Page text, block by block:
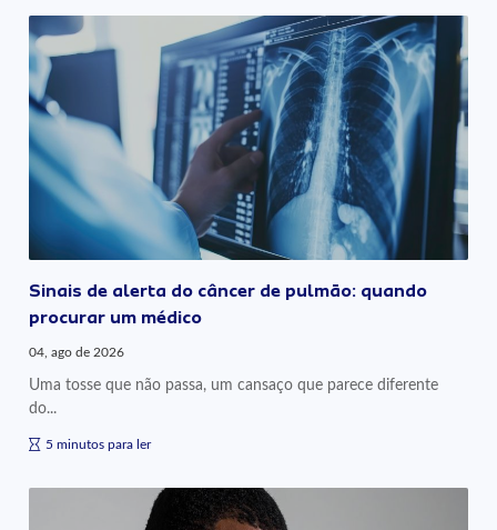
Sinais de alerta do câncer de pulmão: quando
procurar um médico
04, ago de 2026
Uma tosse que não passa, um cansaço que parece diferente
do...
5 minutos para ler